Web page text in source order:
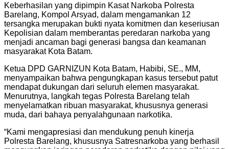
Keberhasilan yang dipimpin Kasat Narkoba Polresta
Barelang, Kompol Arsyad, dalam mengamankan 12
tersangka merupakan bukti nyata komitmen dan keseriusan
Kepolisian dalam memberantas peredaran narkoba yang
menjadi ancaman bagi generasi bangsa dan keamanan
masyarakat Kota Batam.
Ketua DPD GARNIZUN Kota Batam, Habibi, SE., MM,
menyampaikan bahwa pengungkapan kasus tersebut patut
mendapat dukungan dari seluruh elemen masyarakat.
Menurutnya, langkah tegas Polresta Barelang telah
menyelamatkan ribuan masyarakat, khususnya generasi
muda, dari bahaya penyalahgunaan narkotika.
“Kami mengapresiasi dan mendukung penuh kinerja
Polresta Barelang, khususnya Satresnarkoba yang berhasil